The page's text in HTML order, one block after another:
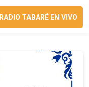
RADIO TABARÉ EN VIVO